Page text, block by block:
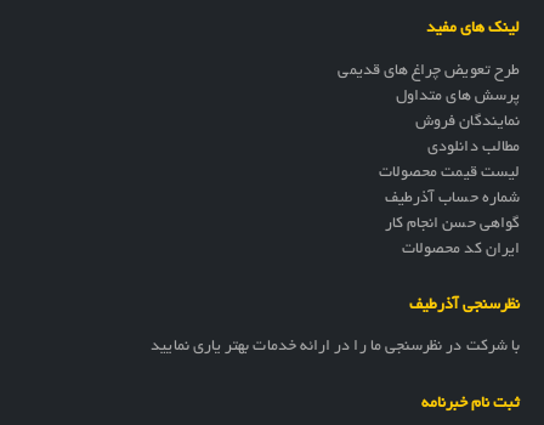
لینک های مفید
طرح تعویض چراغ های قدیمی
پرسش های متداول
نمایندگان فروش
مطالب دانلودی
لیست قیمت محصولات
شماره حساب آذرطیف
گواهی حسن انجام کار
ایران کد محصولات
نظرسنجی آذرطیف
با شرکت در نظرسنجی ما را در ارائه خدمات بهتر یاری نمایید
ثبت نام خبرنامه